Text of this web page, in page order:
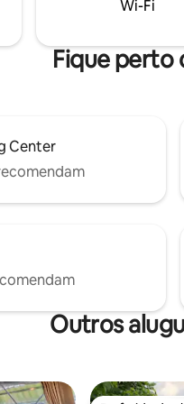
e sala
e todas as
Wi-Fi
Fique perto
Center
Outros